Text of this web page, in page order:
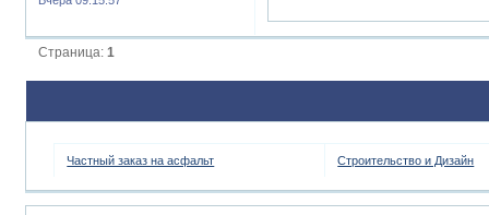
Страница:1
Частный заказ на асфальт Строительство и Дизайн